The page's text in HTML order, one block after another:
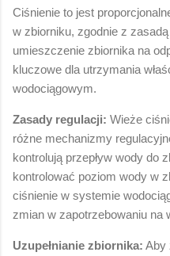
Ciśnienie to jest
w zbiorniku, zgodnie z
umieszczenie zbiornika na
kluczowe dla utrzymania
wodociągowym.
Zasady regulacji: Wieże
różne mechanizmy
kontrolują przepływ wody do
kontrolować poziom wody w
ciśnienie w systemie
zmian w zapotrzebowaniu na
Uzupełnianie zbiornika: Aby